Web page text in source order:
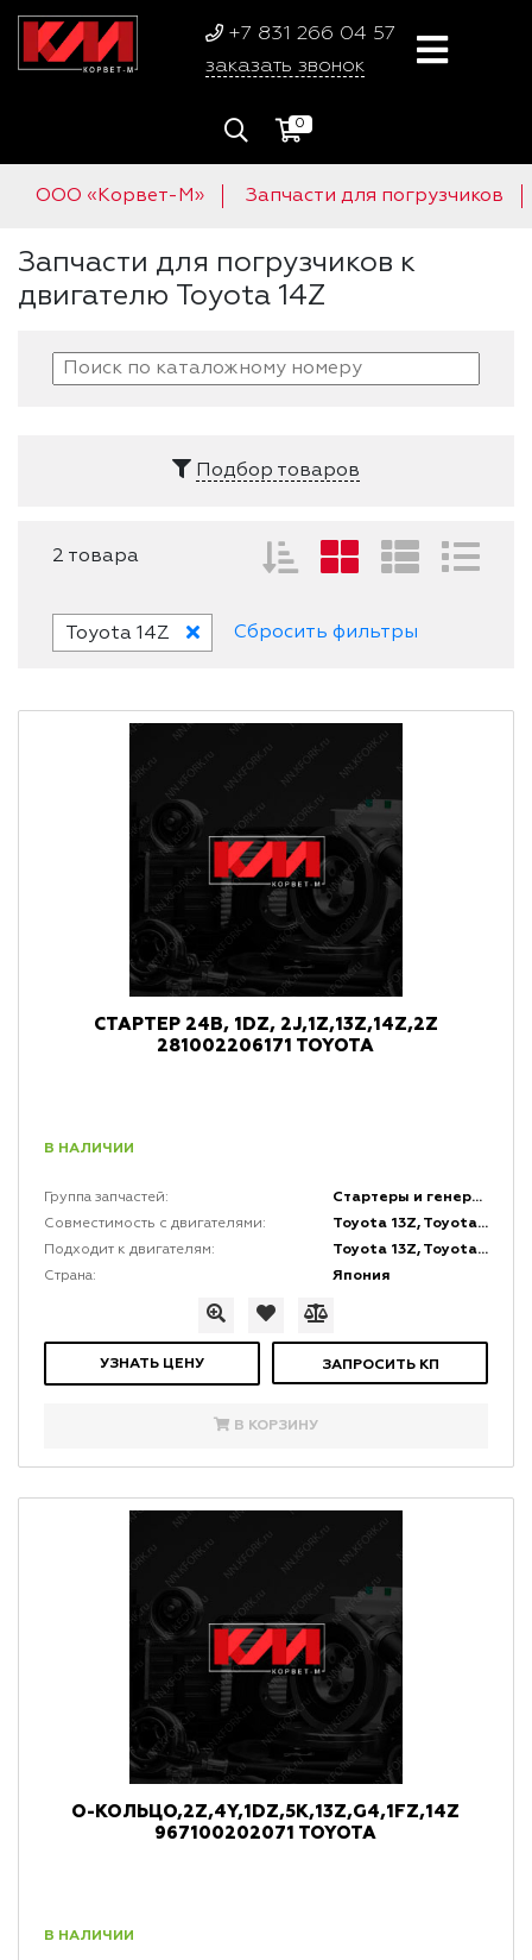
+7 831 266 04 57
заказать звонок
0
ООО «Корвет-М» Запчасти для погрузчиков
Запчасти для погрузчиков к
двигателю Toyota 14Z
Подбор товаров
2 товара
Toyota 14Z Сбросить фильтры
СТАРТЕР 24В, 1DZ, 2J,1Z,13Z,14Z,2Z
281002206171 TOYOTA
В НАЛИЧИИ
Группа запчастей: Стартеры и генераторы и комплектующие к ним
Совместимость с двигателями: Toyota 13Z, Toyota 14Z, Toyota 1FZ, Toyota 1Z, Toyota 2J, Toyota 2Z, Toyota 4Y, Toyota 5K
Подходит к двигателям: Toyota 13Z, Toyota 14Z, Toyota 1FZ, Toyota 1Z, Toyota 2J, Toyota 2Z, Toyota 4Y, Toyota 5K
Страна: Япония
УЗНАТЬ ЦЕНУ ЗАПРОСИТЬ КП
В КОРЗИНУ
О-КОЛЬЦО,2Z,4Y,1DZ,5K,13Z,G4,1FZ,14Z
967100202071 TOYOTA
В НАЛИЧИИ